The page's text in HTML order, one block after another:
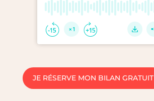
JE RÉSERVE MON BILAN GRATUIT